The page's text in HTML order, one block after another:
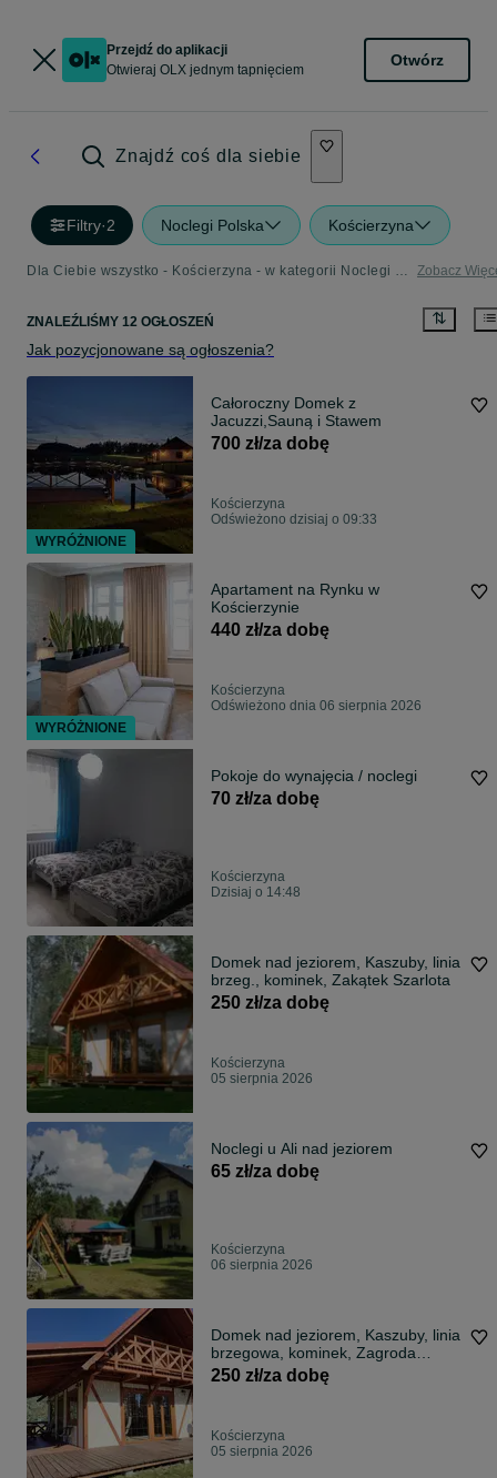
Przejdź do aplikacji
Otwieraj OLX jednym tapnięciem
Otwórz
Znajdź coś dla siebie
Filtry·2 Noclegi Polska Kościerzyna
Dla Ciebie wszystko - Kościerzyna - w kategorii Noclegi Polska Zobacz
ZNALEŹLIŚMY 12 OGŁOSZEŃ
Jak pozycjonowane są ogłoszenia?
Całoroczny Domek z
Jacuzzi,Sauną i Stawem
700 zł/za dobę
Kościerzyna
Odświeżono dzisiaj o 09:33
Apartament na Rynku w
Kościerzynie
440 zł/za dobę
Kościerzyna
Odświeżono dnia 06 sierpnia 2026
Pokoje do wynajęcia / noclegi
70 zł/za dobę
Kościerzyna
Dzisiaj o 14:48
Domek nad jeziorem, Kaszuby, linia
brzeg., kominek, Zakątek Szarlota
250 zł/za dobę
Kościerzyna
05 sierpnia 2026
Noclegi u Ali nad jeziorem
65 zł/za dobę
Kościerzyna
06 sierpnia 2026
Domek nad jeziorem, Kaszuby, linia
brzegowa, kominek, Zagroda
Szarlota
250 zł/za dobę
Kościerzyna
05 sierpnia 2026
WYRÓŻNIONE
WYRÓŻNIONE